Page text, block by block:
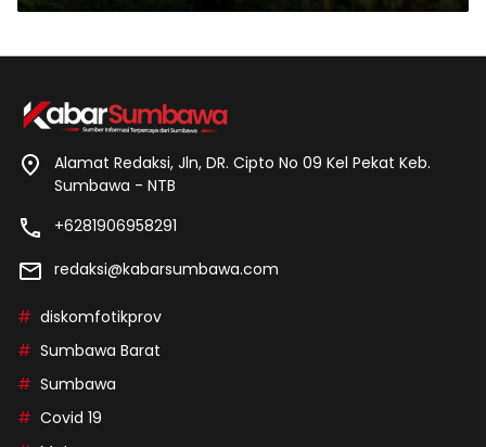
Alamat Redaksi, Jln, DR. Cipto No 09 Kel Pekat Keb.
Sumbawa - NTB
+6281906958291
redaksi@kabarsumbawa.com
diskomfotikprov
Sumbawa Barat
Sumbawa
Covid 19